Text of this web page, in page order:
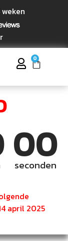
0
00
seconden
april 2025